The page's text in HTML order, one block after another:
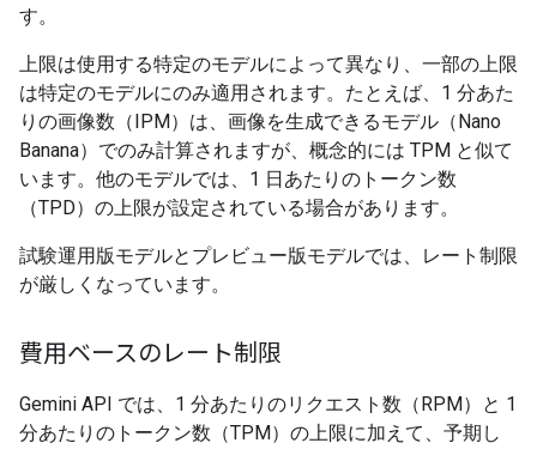
す。
上限は使用する特定のモデルによって異なり、一部の上限
は特定のモデルにのみ適用されます。たとえば、1 分あた
りの画像数（IPM）は、画像を生成できるモデル（Nano
Banana）でのみ計算されますが、概念的には TPM と似て
います。他のモデルでは、1 日あたりのトークン数
（TPD）の上限が設定されている場合があります。
試験運用版モデルとプレビュー版モデルでは、レート制限
が厳しくなっています。
費用ベースのレート制限
Gemini API では、1 分あたりのリクエスト数（RPM）と 1
分あたりのトークン数（TPM）の上限に加えて、予期し